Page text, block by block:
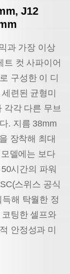
J12
과 가장 이상
트 컷 사파이어
구성한 이 디
련된 균형미
각각 다른 무브
. 지름 38mm
장착해 최대
델에는 보다
시간의 파워
스위스 공식
해 탁월한 정
팅한 셀프와
안정성과 미